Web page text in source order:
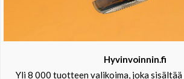
Hyvinvoinnin.fi
Yli 8 000 tuotteen valikoima, joka